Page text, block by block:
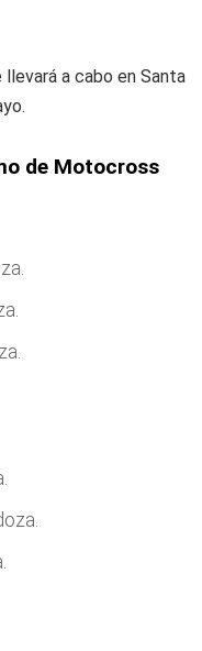
a cabo en Santa
de Motocross